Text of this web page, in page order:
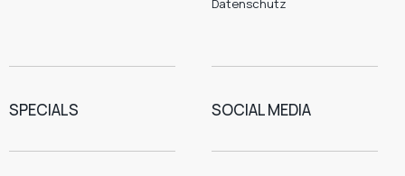
Datenschutz
SPECIALS SOCIAL MEDIA